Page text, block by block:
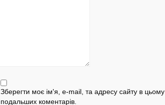
Зберегти моє ім'я, e-mail, та адресу сайту в
подальших коментарів.